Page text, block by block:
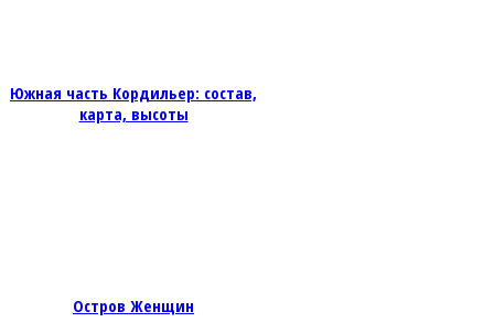
Южная часть Кордильер: состав,
карта, высоты
Остров Женщин